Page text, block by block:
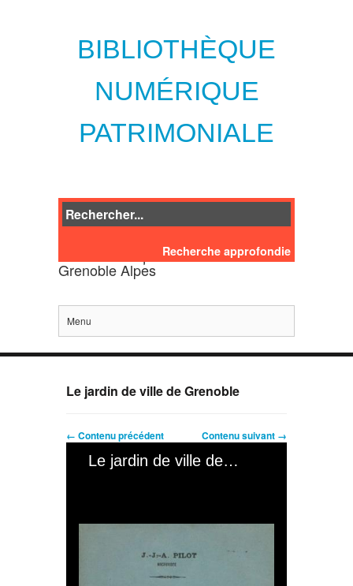
BIBLIOTHÈQUE
NUMÉRIQUE
PATRIMONIALE
des bibliothèques de l'Université
Grenoble Alpes
Recherche approfondie
Menu
Le jardin de ville de Grenoble
← Contenu précédent Contenu suivant →